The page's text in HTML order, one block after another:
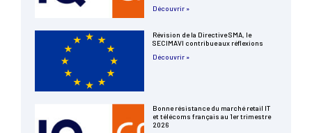
Découvrir »
Révision de la Directive SMA, le
SECIMAVI contribue aux réflexions
Découvrir »
Bonne résistance du marché retail IT
et télécoms français au 1er trimestre
2026